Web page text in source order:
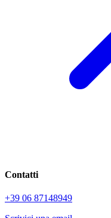
Contatti
+39 06 87148949